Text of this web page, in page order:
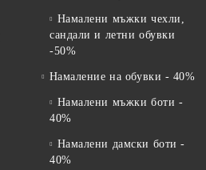
Намалени мъжки чехли,
сандали и летни обувки
-50%
Намаление на обувки - 40%
Намалени мъжки боти -
40%
Намалени дамски боти -
40%